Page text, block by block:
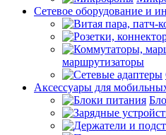
Сетевое оборудование и
маршрутизаторы
Аксессуары для